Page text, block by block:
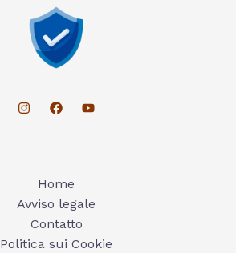
Home
Avviso legale
Contatto
Politica sui Cookie